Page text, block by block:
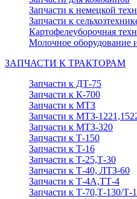
Запчасти к немецкой
Запчасти к
Картофелеуборочная
Молочное оборудование
ЗАПЧАСТИ К ТРАКТОРАМ
Запчасти к ДТ-75
Запчасти к К-700
Запчасти к МТЗ
Запчасти к МТЗ-
Запчасти к МТЗ-320
Запчасти к Т-150
Запчасти к Т-16
Запчасти к Т-25,Т-30
Запчасти к Т-40, ЛТЗ-60
Запчасти к Т-4А,ТТ-4
Запчасти к Т-70,Т-130/Т-